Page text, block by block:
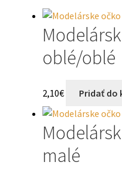
oblé/oblé
2,10€ Pridať do
malé